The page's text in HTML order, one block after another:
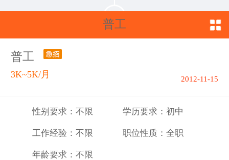
普工
普工
3K~5K/月 2012-11-15
性别要求：不限 学历要求：初中
工作经验：不限 职位性质：全职
年龄要求：不限